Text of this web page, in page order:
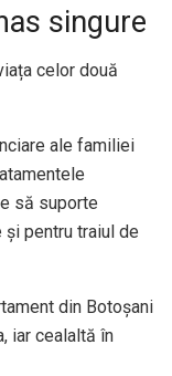
singure
celor două
ale familiei
să suporte
pentru traiul de
din Botoșani
iar cealaltă în